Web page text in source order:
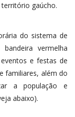
gaúcho.
do sistema de
vermelha
e festas de
familiares, além do
a população e
abaixo).